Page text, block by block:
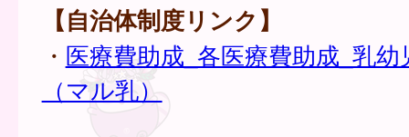
【自治体制度リンク】
・ 医療費助成_各医療費助成_乳
（マル乳）